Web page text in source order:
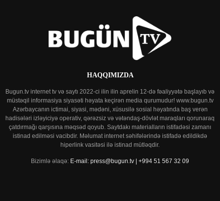
HAQQIMIZDA
Bugun.tv internet tv və saytı 2022-ci ilin ilin aprelin 12-də fəaliyyətə başlayıb və
müstəqil informasiya siyasəti həyata keçirən media qurumudur! www.bugun.tv
Azərbaycanın ictimai, siyasi, mədəni, xüsusilə sosial həyatında baş verən
hadisələri izləyiciyə operativ, qərəzsiz və vətəndaş-dövlət maraqları qorunaraq
çatdırmağı qarşısına məqsəd qoyub. Saytdakı materialların istifadəsi zamanı
istinad edilməsi vacibdir. Məlumat internet səhifələrində istifadə edildikdə
hiperlink vasitəsi ilə istinad mütləqdir.
Bizimlə əlaqə: E-mail: press@bugun.tv | +994 51 567 32 09